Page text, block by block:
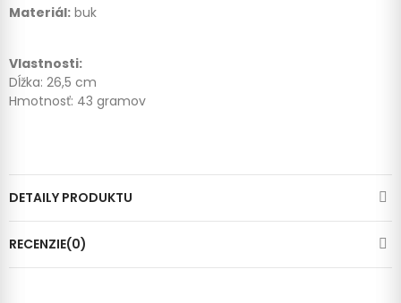
Materiál: buk
Vlastnosti:
Dĺžka: 26,5 cm
Hmotnosť: 43 gramov
DETAILY PRODUKTU
RECENZIE(0)